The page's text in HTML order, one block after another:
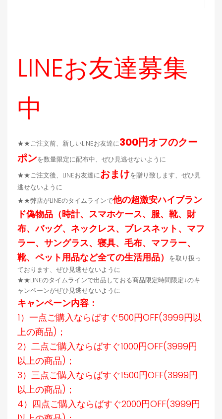
LINEお友達募集
中
★★ご注文前、新しいLINEお友達に300円オフのクー
ポンを数量限定に配布中、ぜひ見逃せないように
★★ご注文後、LINEお友達におまけを贈り致します、ぜひ見
逃せないように
★★弊店がLINEのタイムラインで他の超激安ハイブラン
ド偽物品（時計、スマホケース、服、靴、財
布、バッグ、ネックレス、ブレスネット、マフ
ラー、サングラス、寝具、毛布、マフラー、
靴、ペット用品など全ての生活用品）
を取り扱っ
ております、ぜひ見逃せないように
★★LINEのタイムラインで出品しておる商品限定時間限定↓のキ
ャンペーンがぜひ見逃せないように
キャンペーン内容：
1）一点ご購入ならばすぐ500円OFF(3999円以
上の商品)；
2）二点ご購入ならばすぐ1000円OFF(3999円
以上の商品)；
3）三点ご購入ならばすぐ1500円OFF(3999円
以上の商品)；
4）四点ご購入ならばすぐ2000円OFF(3999円